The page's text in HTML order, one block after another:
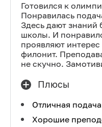
Готовился к
Понравилась
Здесь дают знаний
школы. И
проявляют
филонит.
не скучно.
Плюсы
Отличная
Хорошие